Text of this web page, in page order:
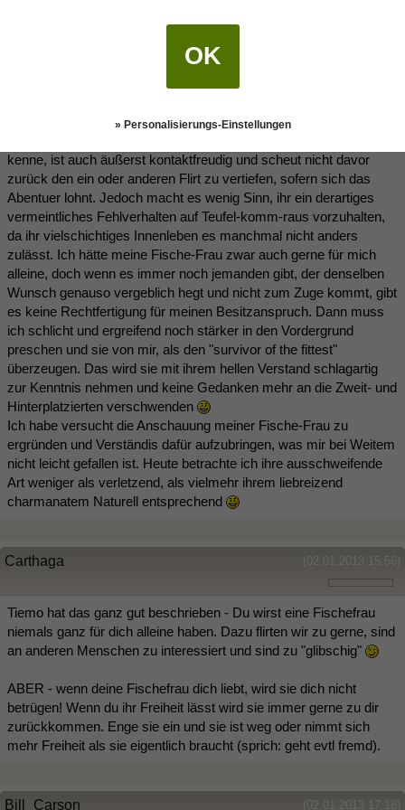
Stimmt das? Hat jemand Erfahrung mit dem Thema?
kenne, ist auch äußerst kontaktfreudig und scheut nicht davor
zurück den ein oder anderen Flirt zu vertiefen, sofern sich das
Abentuer lohnt. Jedoch macht es wenig Sinn, ihr ein derartiges
vermeintliches Fehlverhalten auf Teufel-komm-raus vorzuhalten,
da ihr vielschichtiges Innenleben es manchmal nicht anders
zulässt. Ich hätte meine Fische-Frau zwar auch gerne für mich
alleine, doch wenn es immer noch jemanden gibt, der denselben
Wunsch genauso vergeblich hegt und nicht zum Zuge kommt, gibt
es keine Rechtfertigung für meinen Besitzanspruch. Dann muss
ich schlicht und ergreifend noch stärker in den Vordergrund
preschen und sie von mir, als den "survivor of the fittest"
überzeugen. Das wird sie mit ihrem hellen Verstand schlagartig
zur Kenntnis nehmen und keine Gedanken mehr an die Zweit- und
Hinterplatzierten verschwenden
Ich habe versucht die Anschauung meiner Fische-Frau zu
ergründen und Verständis dafür aufzubringen, was mir bei Weitem
nicht leicht gefallen ist. Heute betrachte ich ihre ausschweifende
Art weniger als verletzend, als vielmehr ihrem liebreizend
charmanatem Naturell entsprechend
(02.01.2013 15:56)
Carthaga
Tiemo hat das ganz gut beschrieben - Du wirst eine Fischefrau
niemals ganz für dich alleine haben. Dazu flirten wir zu gerne, sind
an anderen Menschen zu interessiert und sind zu "glibschig"
ABER - wenn deine Fischefrau dich liebt, wird sie dich nicht
betrügen! Wenn du ihr Freiheit lässt wird sie immer gerne zu dir
zurückkommen. Enge sie ein und sie ist weg oder nimmt sich
mehr Freiheit als sie eigentlich braucht (sprich: geht evtl fremd).
(02.01.2013 17:18)
Bill_Carson
OK
» Personalisierungs-Einstellungen